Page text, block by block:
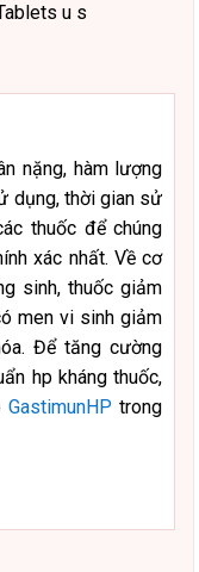
u s
nặng, hàm lượng
dụng, thời gian sử
thuốc để chúng
xác nhất. Về cơ
sinh, thuốc giảm
men vi sinh giảm
Để tăng cường
hp kháng thuốc,
GastimunHP trong